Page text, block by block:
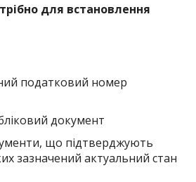
для встановлення
податковий номер
документ
що підтверджують
зазначений актуальний стан